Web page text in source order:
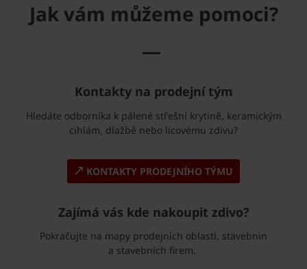
Jak vám můžeme pomoci?
—
Kontakty na prodejní tým
Hledáte odborníka k pálené střešní krytině, keramickým
cihlám, dlažbě nebo lícovému zdivu?
KONTAKTY PRODEJNÍHO TÝMU
Zajímá vás kde nakoupit zdivo?
Pokračujte na mapy prodejních oblastí, stavebnin
a stavebních firem.